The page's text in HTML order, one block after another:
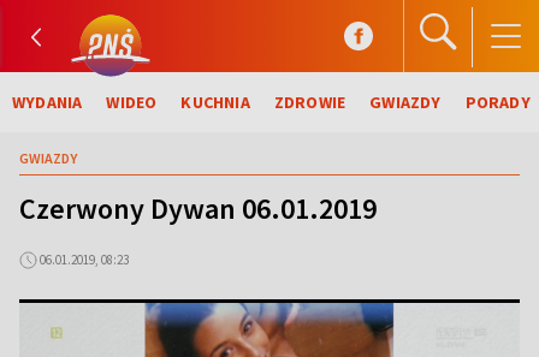
WYDANIA WIDEO KUCHNIA ZDROWIE GWIAZDY PORADY
GWIAZDY
Czerwony Dywan 06.01.2019
06.01.2019, 08:23